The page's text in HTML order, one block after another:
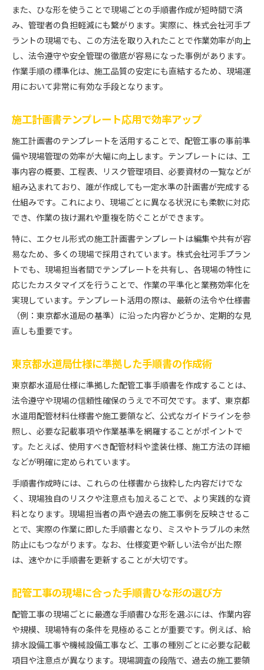
また、ひな形を使うことで現場ごとの手順書作成が短時間で済
み、管理者の負担軽減にも繋がります。実際に、株式会社河手プ
ラントの現場でも、この方法を取り入れたことで作業効率が向上
し、法令遵守や安全管理の徹底が容易になった事例があります。
作業手順の標準化は、施工品質の安定にも直結するため、現場運
用において非常に有効な手段となります。
施工計画書テンプレート応用で効率アップ
施工計画書のテンプレートを活用することで、配管工事の事前準
備や現場管理の効率が大幅に向上します。テンプレートには、工
事内容の概要、工程表、リスク管理項目、必要資材の一覧などが
組み込まれており、誰が作成しても一定水準の計画書が完成する
仕組みです。これにより、現場ごとに異なる状況にも柔軟に対応
でき、作業の抜け漏れや重複を防ぐことができます。
特に、エクセル形式の施工計画書テンプレートは編集や共有が容
易なため、多くの現場で採用されています。株式会社河手プラン
トでも、現場担当者間でテンプレートを共有し、各現場の特性に
応じたカスタマイズを行うことで、作業の平準化と業務効率化を
実現しています。テンプレート活用の際は、最新の法令や仕様書
（例：東京都水道局の基準）に沿った内容かどうか、定期的な見
直しも重要です。
東京都水道局仕様に準拠した手順書の作成術
東京都水道局仕様に準拠した配管工事手順書を作成することは、
法令遵守や現場の信頼性確保のうえで不可欠です。まず、東京都
水道用配管材料仕様書や施工要領など、公式なガイドラインを参
照し、必要な記載事項や作業基準を網羅することがポイントで
す。たとえば、使用すべき配管材料や塗装仕様、施工方法の詳細
などが明確に定められています。
手順書作成時には、これらの仕様書から抜粋した内容だけでな
く、現場独自のリスクや注意点も加えることで、より実践的な資
料となります。現場担当者の声や過去の施工事例を反映させるこ
とで、実際の作業に即した手順書となり、ミスやトラブルの未然
防止にもつながります。なお、仕様変更や新しい法令が出た際
は、速やかに手順書を更新することが大切です。
配管工事の現場に合った手順書ひな形の選び方
配管工事の現場ごとに最適な手順書ひな形を選ぶには、作業内容
や規模、現場特有の条件を見極めることが重要です。例えば、給
排水設備工事や機械設備工事など、工事の種別ごとに必要な記載
項目や注意点が異なります。現場調査の段階で、過去の施工要領